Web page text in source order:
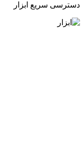
دسترسی سریع ابزار